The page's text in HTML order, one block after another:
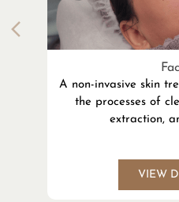
A non-invasive skin
the processes of
extraction,
VIEW